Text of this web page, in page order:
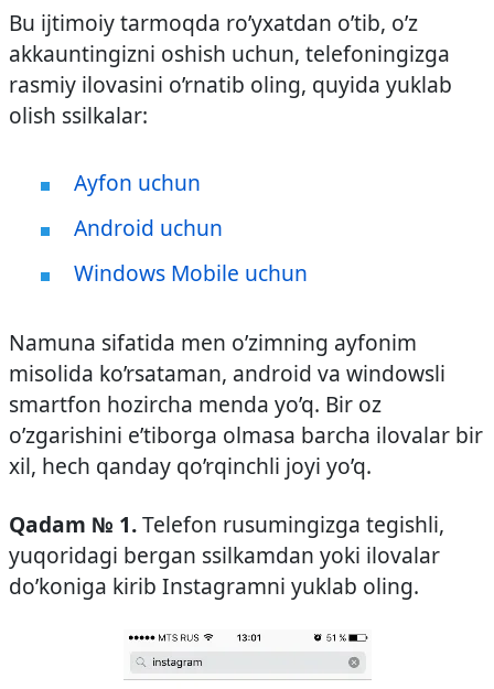
Bu ijtimoiy tarmoqda ro’yxatdan o’tib, o’z
akkauntingizni oshish uchun, telefoningizga
rasmiy ilovasini o’rnatib oling, quyida yuklab
olish ssilkalar:
Ayfon uchun
Android uchun
Windows Mobile uchun
Namuna sifatida men o’zimning ayfonim
misolida ko’rsataman, android va windowsli
smartfon hozircha menda yo’q. Bir oz
o’zgarishini e’tiborga olmasa barcha ilovalar bir
xil, hech qanday qo’rqinchli joyi yo’q.
Qadam № 1.Telefon rusumingizga tegishli,
yuqoridagi bergan ssilkamdan yoki ilovalar
do’koniga kirib Instagramni yuklab oling.